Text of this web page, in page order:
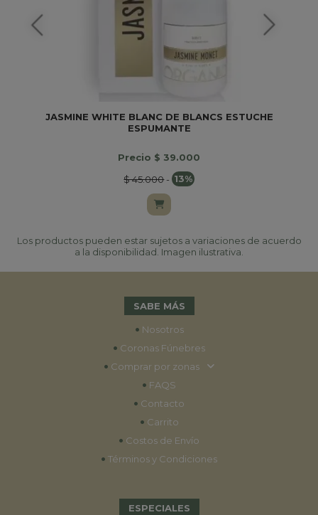
JASMINE WHITE BLANC DE BLANCS ESTUCHE
ESPUMANTE
Precio $ 39.000
$ 45.000- 13%
Los productos pueden estar sujetos a variaciones de acuerdo
a la disponibilidad. Imagen ilustrativa.
SABE MÁS
• Nosotros
• Coronas Fúnebres
• Comprar por zonas
• FAQS
• Contacto
• Carrito
• Costos de Envío
• Términos y Condiciones
ESPECIALES